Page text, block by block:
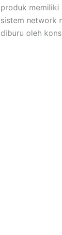
produk memiliki
sistem network
diburu oleh